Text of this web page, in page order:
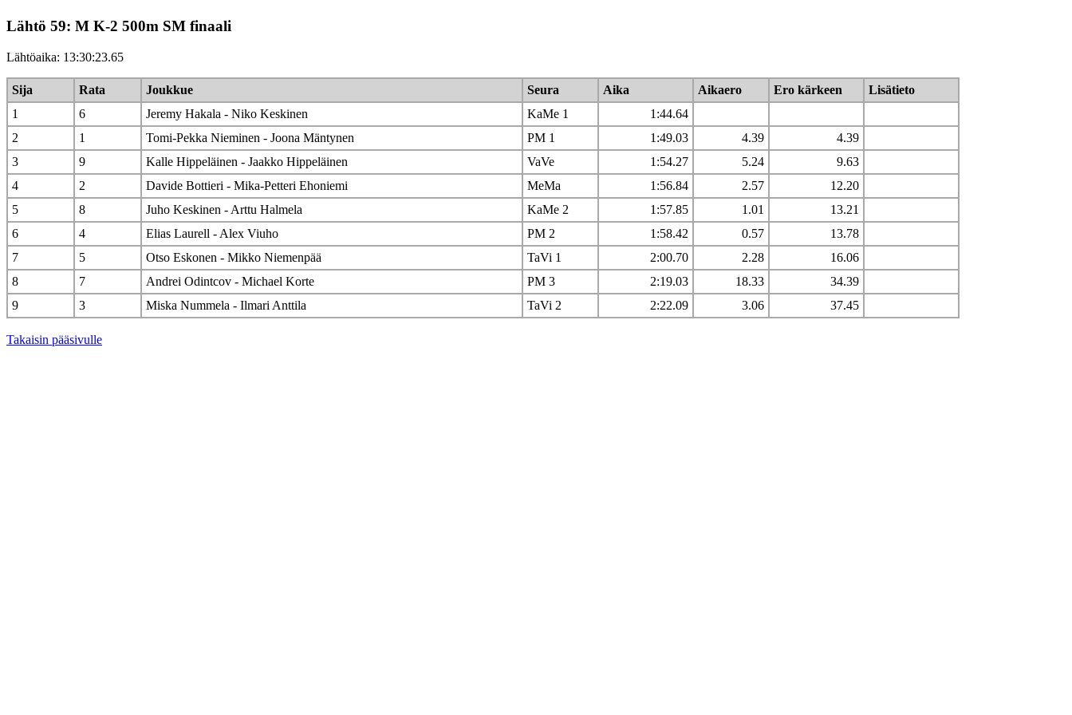
Lähtö 59: M K-2 500m SM finaali
Lähtöaika: 13:30:23.65
Sija Rata Joukkue Seura Aika Aikaero Ero kärkeen
Lisätieto
1
6 Jeremy Hakala - Niko Keskinen KaMe 1
1:44.64
2
1 Tomi-Pekka Nieminen - Joona Mäntynen PM 1 1:49.03 4.39
4.39
3
9 Kalle Hippeläinen - Jaakko Hippeläinen VaVe 1:54.27 5.24
9.63
4
2 Davide Bottieri - Mika-Petteri Ehoniemi MeMa 1:56.84 2.57
12.20
5
8 Juho Keskinen - Arttu Halmela KaMe 2 1:57.85 1.01
13.21
6
4 Elias Laurell - Alex Viuho PM 2 1:58.42 0.57
13.78
7
5 Otso Eskonen - Mikko Niemenpää TaVi 1 2:00.70 2.28
16.06
8
7 Andrei Odintcov - Michael Korte PM 3 2:19.03 18.33
34.39
9
3 Miska Nummela - Ilmari Anttila TaVi 2 2:22.09 3.06 37.45
Takaisin pääsivulle